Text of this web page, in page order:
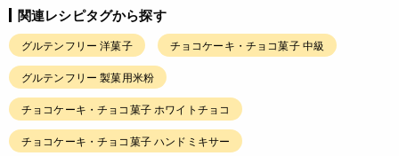
関連レシピタグから探す
グルテンフリー 洋菓子 チョコケーキ・チョコ菓子 中級
グルテンフリー 製菓用米粉
チョコケーキ・チョコ菓子 ホワイトチョコ
チョコケーキ・チョコ菓子 ハンドミキサー